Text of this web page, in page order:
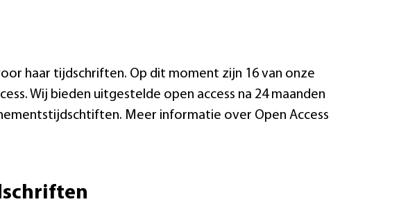
haar tijdschriften. Op dit moment zijn 16 van onze
Wij bieden uitgestelde open access na 24 maanden
Meer informatie over Open Access